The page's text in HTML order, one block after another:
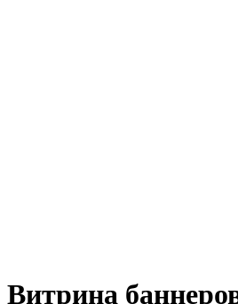
Витрина